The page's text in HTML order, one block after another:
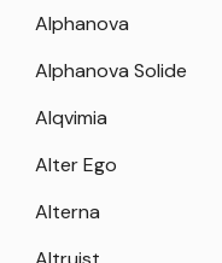
Alphanova
Alphanova Solide
Alqvimia
Alter Ego
Alterna